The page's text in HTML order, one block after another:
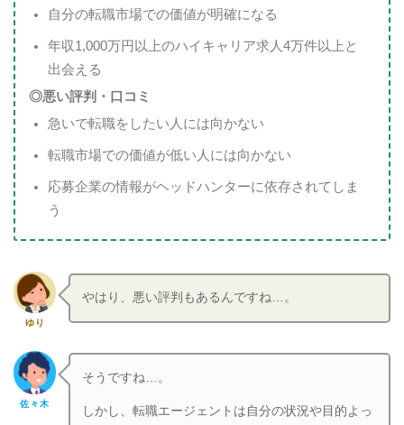
自分の転職市場での価値が明確になる
年収1,000万円以上のハイキャリア求人4万件以上と
出会える
◎悪い評判・口コミ
急いで転職をしたい人には向かない
転職市場での価値が低い人には向かない
応募企業の情報がヘッドハンターに依存されてしま
う
ゆり
やはり、悪い評判もあるんですね…。
佐々木
そうですね…。
しかし、転職エージェントは自分の状況や目的よっ